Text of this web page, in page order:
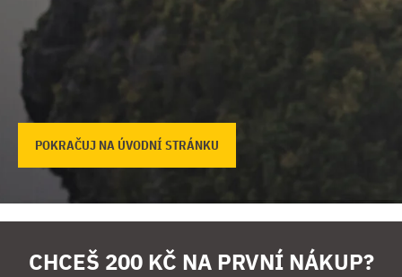
POKRAČUJ NA ÚVODNÍ STRÁNKU
CHCEŠ 200 KČ NA PRVNÍ NÁKUP?